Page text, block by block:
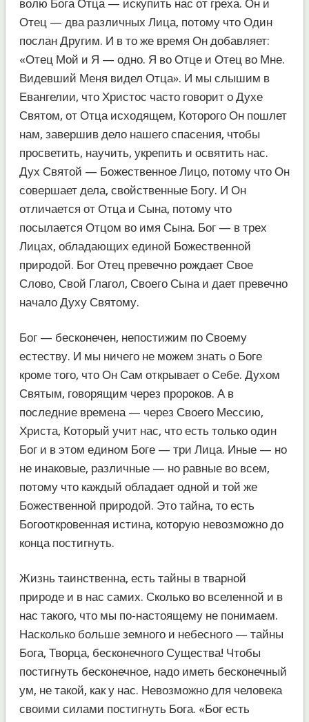
волю Бога Отца — искупить нас от греха. Он и
Отец — два различных Лица, потому что Один
послан Другим. И в то же время Он добавляет:
«Отец Мой и Я — одно. Я во Отце и Отец во Мне.
Видевший Меня видел Отца». И мы слышим в
Евангелии, что Христос часто говорит о Духе
Святом, от Отца исходящем, Которого Он пошлет
нам, завершив дело нашего спасения, чтобы
просветить, научить, укрепить и освятить нас.
Дух Святой — Божественное Лицо, потому что Он
совершает дела, свойственные Богу. И Он
отличается от Отца и Сына, потому что
посылается Отцом во имя Сына. Бог — в трех
Лицах, обладающих единой Божественной
природой. Бог Отец превечно рождает Свое
Слово, Свой Глагол, Своего Сына и дает превечно
начало Духу Святому.
Бог — бесконечен, непостижим по Своему
естеству. И мы ничего не можем знать о Боге
кроме того, что Он Сам открывает о Себе. Духом
Святым, говорящим через пророков. А в
последние времена — через Своего Мессию,
Христа, Который учит нас, что есть только один
Бог и в этом едином Боге — три Лица. Иные — но
не инаковые, различные — но равные во всем,
потому что каждый обладает одной и той же
Божественной природой. Это тайна, то есть
Богооткровенная истина, которую невозможно до
конца постигнуть.
Жизнь таинственна, есть тайны в тварной
природе и в нас самих. Сколько во вселенной и в
нас такого, что мы по-настоящему не понимаем.
Насколько больше земного и небесного — тайны
Бога, Творца, бесконечного Существа! Чтобы
постигнуть бесконечное, надо иметь бесконечный
ум, не такой, как у нас. Невозможно для человека
своими силами постигнуть Бога. «Бог есть